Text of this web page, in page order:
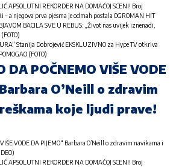
APSOLUTNI REKORDER NA DOMAĆOJ SCENI! Broj
a njegova prva pjesma je odmah postala OGROMAN HIT
BACILA SVE U REBUS: „Život nas uvijek iznenadi,
Stanija Dobrojević EKSKLUZIVNO za Hype TV otkriva
(FOTO)
DA POČNEMO VIŠE VODE
O’Neill o zdravim
koje ljudi prave!
VIŠE VODE DA PIJEMO“ Barbara O’Neill o zdravim navikama i
APSOLUTNI REKORDER NA DOMAĆOJ SCENI! Broj